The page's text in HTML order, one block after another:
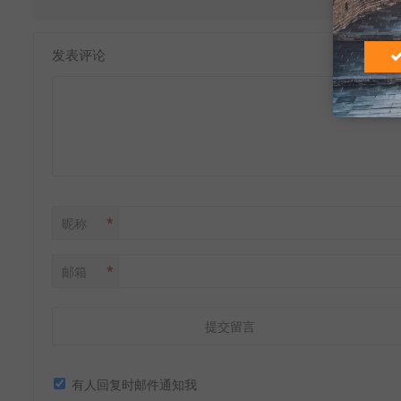
发表评论
昵称 *
邮箱 *
有人回复时邮件通知我